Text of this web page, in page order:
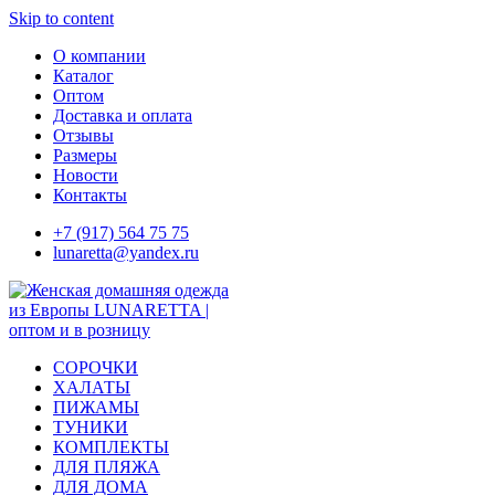
Skip to content
О компании
Каталог
Оптом
Доставка и оплата
Отзывы
Размеры
Новости
Контакты
+7 (917) 564 75 75
lunaretta@yandex.ru
СОРОЧКИ
ХАЛАТЫ
ПИЖАМЫ
ТУНИКИ
КОМПЛЕКТЫ
ДЛЯ ПЛЯЖА
ДЛЯ ДОМА